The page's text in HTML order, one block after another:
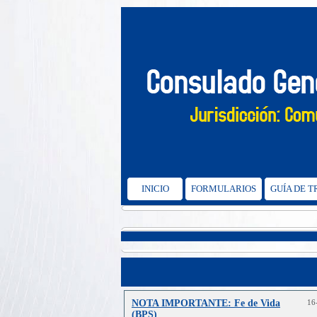
INICIO FORMULARIOS GUÍA DE
NOTA IMPORTANTE: Fe de Vida
(BPS)